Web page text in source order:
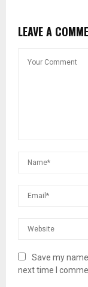
LEAVE A
Save my
next time I